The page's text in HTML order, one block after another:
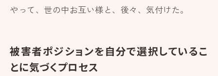
やって、世の中お互い様と、後々、気付けた。
被害者ポジションを自分で選択しているこ
とに気づくプロセス